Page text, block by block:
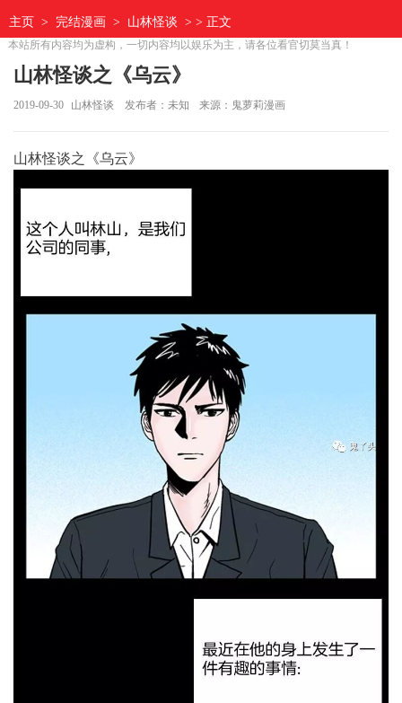
主页 > 完结漫画 > 山林怪谈 > > 正文
本站所有内容均为虚构，一切内容均以娱乐为主，请各位看官切莫当真！
山林怪谈之《乌云》
2019-09-30 山林怪谈 发布者：未知 来源：鬼萝莉漫画
山林怪谈之《乌云》